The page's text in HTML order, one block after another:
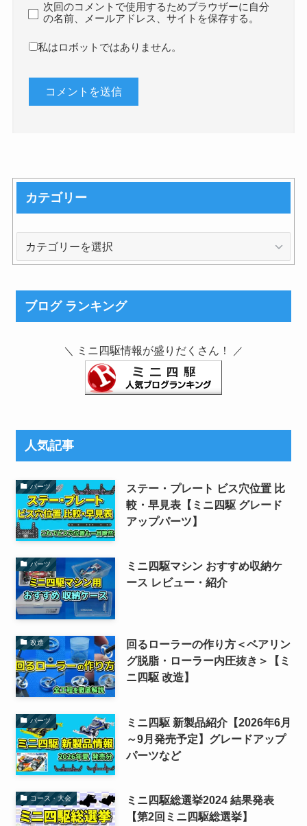
次回のコメントで使用するためブラウザーに自分
の名前、メールアドレス、サイトを保存する。
私はロボットではありません。
カテゴリー
リ
ブログ ランキング
＼ ミニ四駆情報が盛りだくさん！ ／
人気記事
パーツ
ステー・プレート ビス穴位置 比
較・早見表【ミニ四駆 グレード
アップパーツ】
パーツ
ミニ四駆マシン おすすめ収納ケ
ース レビュー・紹介
改造
回るローラーの作り方＜ベアリン
グ脱脂・ローラー内圧抜き＞【ミ
ニ四駆 改造】
パーツ
ミニ四駆 新製品紹介【2026年6月
～9月発売予定】グレードアップ
パーツなど
コース・大会
ミニ四駆総選挙2024 結果発表
【第2回ミニ四駆総選挙】